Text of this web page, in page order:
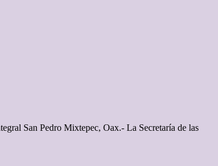
San Pedro Mixtepec, Oax.- La Secretaría de las